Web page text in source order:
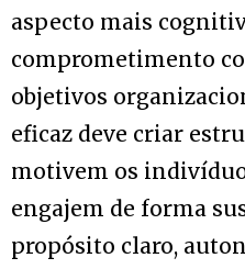
aspecto mais
comprometimento
objetivos
eficaz deve criar
motivem os
engajem de forma
propósito claro,